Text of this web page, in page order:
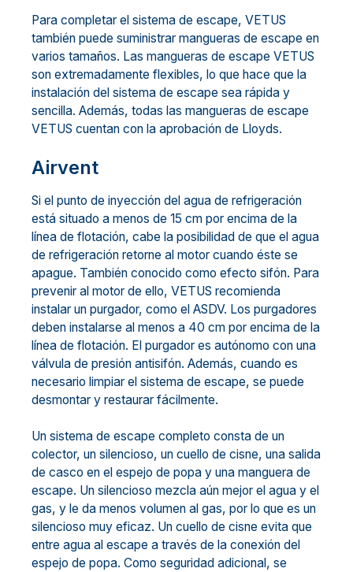
Para completar el sistema de escape, VETUS
también puede suministrar mangueras de escape en
varios tamaños. Las mangueras de escape VETUS
son extremadamente flexibles, lo que hace que la
instalación del sistema de escape sea rápida y
sencilla. Además, todas las mangueras de escape
VETUS cuentan con la aprobación de Lloyds.
Airvent
Si el punto de inyección del agua de refrigeración
está situado a menos de 15 cm por encima de la
línea de flotación, cabe la posibilidad de que el agua
de refrigeración retorne al motor cuando éste se
apague. También conocido como efecto sifón. Para
prevenir al motor de ello, VETUS recomienda
instalar un purgador, como el ASDV. Los purgadores
deben instalarse al menos a 40 cm por encima de la
línea de flotación. El purgador es autónomo con una
válvula de presión antisifón. Además, cuando es
necesario limpiar el sistema de escape, se puede
desmontar y restaurar fácilmente.
Un sistema de escape completo consta de un
colector, un silencioso, un cuello de cisne, una salida
de casco en el espejo de popa y una manguera de
escape. Un silencioso mezcla aún mejor el agua y el
gas, y le da menos volumen al gas, por lo que es un
silencioso muy eficaz. Un cuello de cisne evita que
entre agua al escape a través de la conexión del
espejo de popa. Como seguridad adicional, se